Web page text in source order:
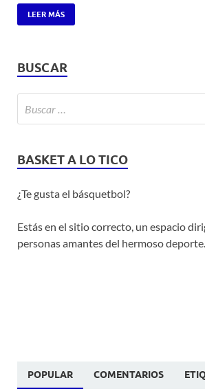
LEER MÁS
BUSCAR
BASKET A LO TICO
¿Te gusta el básquetbol?
Estás en el sitio correcto, un espacio
personas amantes del hermoso deporte.
POPULAR COMENTARIOS